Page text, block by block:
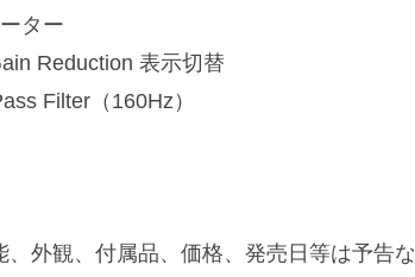
ター
Reduction 表示切替
Filter（160Hz）
外観、付属品、価格、発売日等は予告